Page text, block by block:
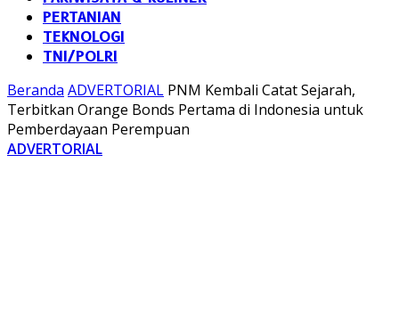
PERTANIAN
TEKNOLOGI
TNI/POLRI
Beranda ADVERTORIAL PNM Kembali Catat Sejarah,
Terbitkan Orange Bonds Pertama di Indonesia untuk
Pemberdayaan Perempuan
ADVERTORIAL